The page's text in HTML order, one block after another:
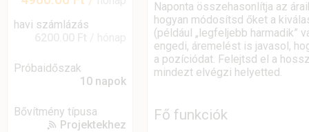
havi számlázás
Próbaidőszak
10 napok
Bővítmény típusa
Projektekhez
Naponta összehasonlítja az
hogyan módosítsd őket a
(például „legfeljebb harmadik”
engedi, áremelést is javasol,
a pozíciódat. Felejtsd el a
mindezt elvégzi helyetted.
Fő funkciók